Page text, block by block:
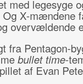
med legesyge
X-mændene
overvældende
fra Pentagon-
bullet time-
af Evan